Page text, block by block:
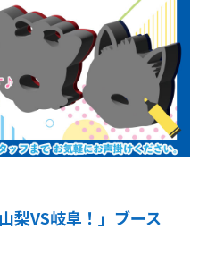
梨VS岐阜！」ブース